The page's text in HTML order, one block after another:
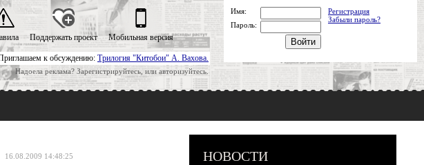
к обсуждению: Трилогия "Китобои" А. Вахова.
Надоела реклама? Зарегистрируйтесь, или авторизуйтесь.
Поддержать проект Мобильная версия
Имя:
Регистрация
Забыли пароль?
Пароль:
16.08.2009 14:48:25 НОВОСТИ